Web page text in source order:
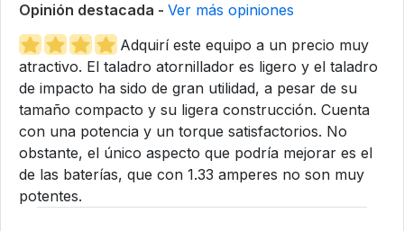
Opinión destacada - Ver más opiniones
Adquirí este equipo a un precio muy
atractivo. El taladro atornillador es ligero y el taladro
de impacto ha sido de gran utilidad, a pesar de su
tamaño compacto y su ligera construcción. Cuenta
con una potencia y un torque satisfactorios. No
obstante, el único aspecto que podría mejorar es el
de las baterías, que con 1.33 amperes no son muy
potentes.